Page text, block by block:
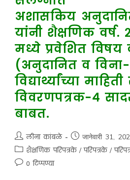
अशासकिय
यांनी शैक्षणिक वर्ष.
मध्ये प्रवेशित विषय
(अनुदानित व
विद्यार्थ्यांच्या
विवरणपत्रक-४
बाबत.
लीना कांबळे जानेवारी 31,
शैक्षणिक परिपत्रके / परिपत्रके /
0 टिप्पण्या